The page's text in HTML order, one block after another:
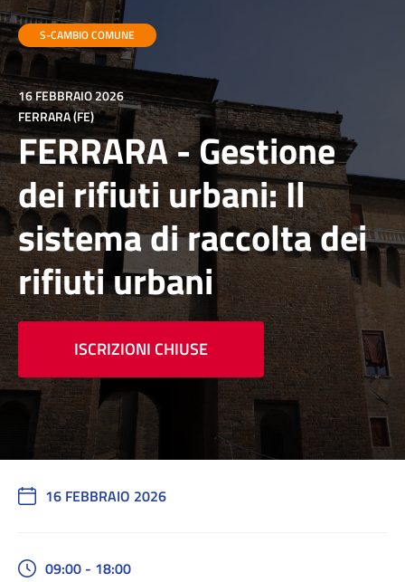
S-CAMBIO COMUNE
16 FEBBRAIO 2026
FERRARA (FE)
FERRARA - Gestione
dei rifiuti urbani: Il
sistema di raccolta dei
rifiuti urbani
ISCRIZIONI CHIUSE
16 FEBBRAIO 2026
09:00 - 18:00